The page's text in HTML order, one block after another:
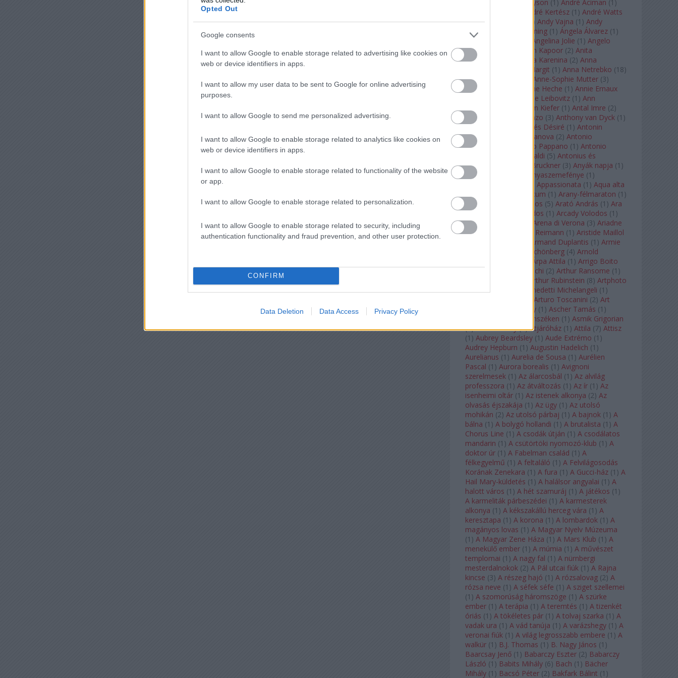
Opted Out
Google consents
I want to allow Google to enable storage related to advertising like cookies on
web or device identifiers in apps.
I want to allow my user data to be sent to Google for online advertising
purposes.
I want to allow Google to send me personalized advertising.
I want to allow Google to enable storage related to analytics like cookies on
web or device identifiers in apps.
I want to allow Google to enable storage related to functionality of the website
or app.
I want to allow Google to enable storage related to personalization.
I want to allow Google to enable storage related to security, including
authentication functionality and fraud prevention, and other user protection.
CONFIRM
Data Deletion Data Access Privacy Policy
Staples
Andrew Tyson (1 ) André Aciman (1 )
André Kertész (1 ) André Watts
(1) Andris Nelsons ) Andy Vajna (1 ) Andy
Warhol
Anette Bening (1 ) Ángela Álvarez (1 )
Angela Lansbury
Angelina Jolie (1 ) Angelo
Badalamenti
Anish Kapoor (2) Anita
Rachvelishvili
Anna Karenina (2) Anna
Anna Margit (1 ) Anna Netrebko (18)
Anna Vinnitskaya
Anne-Sophie Mutter (3)
Anner Bylsma
Anne Heche (1 ) Annie Ernaux
Annie Leibovitz (1 ) Ann
Anselm Kiefer (1 ) Antal Imre (2)
Anthony Roth Costanzo (3) Anthony van Dyck (1 )
Antinous
Antoine és Désiré (1 ) Antonin
Dvorák
Antonio Canova (2) Antonio
Margheriti
Antonio Pappano (1 ) Antonio
Antonio Vivaldi (5) Antonius és
Kleopátra
Anton Bruckner (3) Anyák napja (1 )
Anyám tyúkja 2
Anyaszemefénye (1 )
Appassionata (1 ) Aqua alta
Aquincum (1 ) Arany-félmaraton (1 )
Aranytíz
Arany János (5) Arató András (1 ) Ara
Pacis
Arcadi Volodos (1 ) Arcady Volodos (1 )
Arcangelo Corelli
Arena di Verona (3) Ariadne
auf Naxos
Aribert Reimann (1 ) Aristide Maillol
Armand Duplantis (1 ) Armie
Arnold Schönberg (4) Arnold
Árpa Attila (1 ) Arrigo Boito
(2) Artemisia Gentileschi (2) Arthur Ransome (1 )
Arthur Rubinstein (8) Artphoto
Galéria
Arturo Benedetti Michelangeli (1 )
Arturo Toscanini (2) Art
Art Shay (1 ) Ascher Tamás (1 )
Ascher Tamás Háromszéken (1 ) Asmik Grigorian
(2) Asteroid City (1) Átjáróház (1 ) Attila (7) Attisz
(1 ) Aubrey Beardsley (1 ) Aude Extrémo (1 )
Audrey Hepburn (1 ) Augustin Hadelich (1 )
Aurelianus (1 ) Aurelia de Sousa (1 ) Aurélien
Pascal (1 ) Aurora borealis (1 ) Avignoni
szerelmesek (1 ) Az álarcosbál (1 ) Az alvilág
professzora (1 ) Az átváltozás (1 ) Az ír (1 ) Az
isenheimi oltár (1 ) Az istenek alkonya (2) Az
olvasás éjszakája (1 ) Az ügy (1 ) Az utolsó
mohikán (2) Az utolsó párbaj (1 ) A bajnok (1 ) A
bálna (1 ) A bolygó hollandi (1 ) A brutalista (1 ) A
Chorus Line (1 ) A csodák útján (1 ) A csodálatos
mandarin (1 ) A csütörtöki nyomozó-klub (1 ) A
doktor úr (1 ) A Fabelman család (1 ) A
félkegyelmű (1 ) A feltaláló (1 ) A Felvilágosodás
Korának Zenekara (1 ) A fura (1 ) A Gucci-ház (1 ) A
Hail Mary-küldetés (1 ) A halálsor angyalai (1 ) A
halott város (1 ) A hét szamuráj (1 ) A játékos (1 )
A karmeliták párbeszédei (1 ) A karmesterek
alkonya (1 ) A kékszakállú herceg vára (1 ) A
keresztapa (1 ) A korona (1 ) A lombardok (1 ) A
magányos lovas (1 ) A Magyar Nyelv Múzeuma
(1 ) A Magyar Zene Háza (1 ) A Mars Klub (1 ) A
menekülő ember (1 ) A múmia (1 ) A művészet
templomai (1 ) A nagy fal (1 ) A nürnbergi
mesterdalnokok (2) A Pál utcai fiúk (1 ) A Rajna
kincse (3) A részeg hajó (1 ) A rózsalovag (2) A
rózsa neve (1 ) A séfek séfe (1 ) A sziget szellemei
(1 ) A szomorúság háromszöge (1 ) A szürke
ember (1 ) A terápia (1 ) A teremtés (1 ) A tizenkét
óriás (1 ) A tökéletes pár (1 ) A tolvaj szarka (1 ) A
vadak ura (1 ) A vád tanúja (1 ) A varázshegy (1 ) A
veronai fiúk (1 ) A világ legrosszabb embere (1 ) A
walkür (1 ) B.J. Thomas (1 ) B. Nagy János (1 )
Baarcsay Jenő (1 ) Babarczy Eszter (2) Babarczy
László (1 ) Babits Mihály (6) Bach (1 ) Bächer
Mihály (1 ) Bacsó Péter (2) Bakfark Bálint (1 )